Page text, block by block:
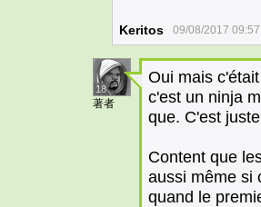
Keritos 09/08/2017
18
著者
Oui mais
c'est un ninja
que. C'est
Content que
aussi même si
quand le